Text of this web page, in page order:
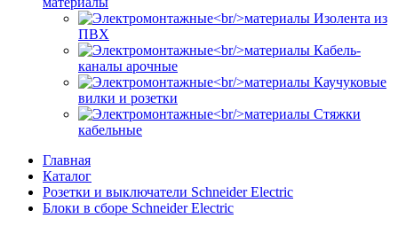
Изолента из
ПВХ
Кабель-
каналы арочные
Каучуковые
вилки и розетки
Стяжки
кабельные
Главная
Каталог
Розетки и выключатели Schneider Electric
Блоки в сборе Schneider Electric